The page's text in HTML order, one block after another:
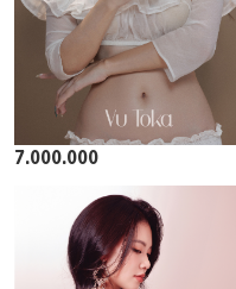
7.000.000